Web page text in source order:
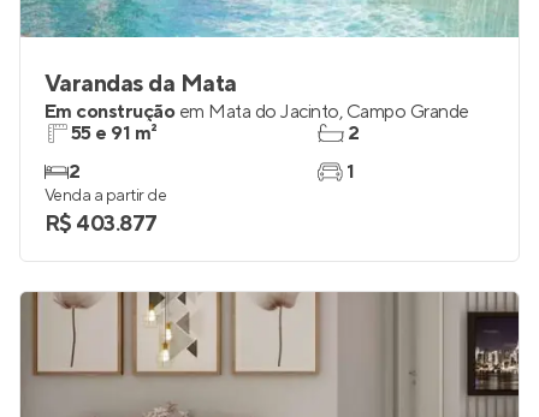
Varandas da Mata
Em construção em Mata do Jacinto, Campo Grande
55 e 91 m²
2
2
1
Venda a partir de
R$ 403.877